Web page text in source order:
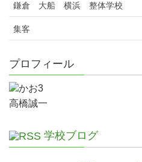
鎌倉 大船 横浜 整体学校
集客
プロフィール
高橋誠一
学校ブログ